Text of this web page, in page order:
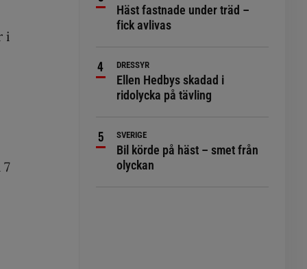
i
Häst fastnade under träd –
fick avlivas
DRESSYR
Ellen Hedbys skadad i
ridolycka på tävling
SVERIGE
Bil körde på häst – smet från
olyckan